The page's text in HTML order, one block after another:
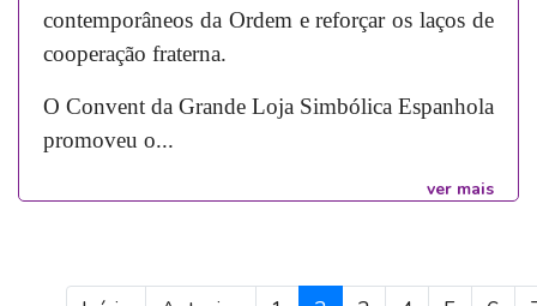
contemporâneos da Ordem e reforçar os laços de
cooperação fraterna.
O Convent da Grande Loja Simbólica Espanhola
promoveu o...
ver mais